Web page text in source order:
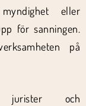
eller
för sanningen.
på
jurister och